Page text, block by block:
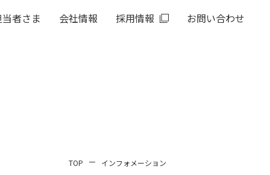
者さま 会社情報 採用情報 お問い合わせ
TOP インフォメーション